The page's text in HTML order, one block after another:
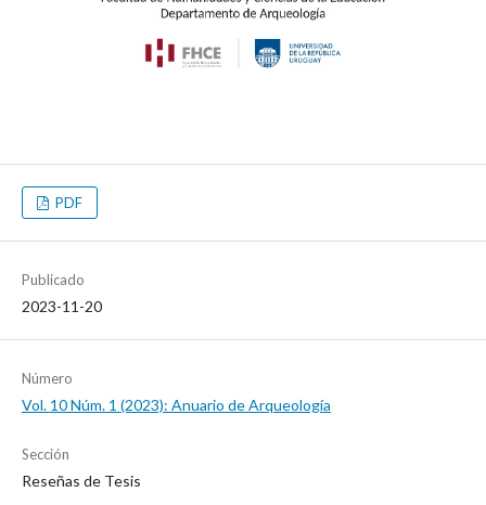
PDF
Publicado
2023-11-20
Número
Vol. 10 Núm. 1 (2023): Anuario de Arqueología
Sección
Reseñas de Tesis